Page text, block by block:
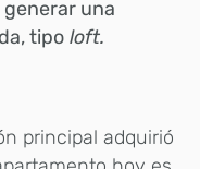
una
tipo loft.
principal adquirió